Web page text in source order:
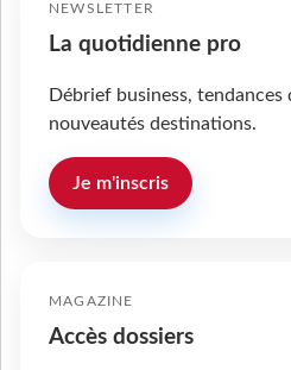
NEWSLETTER
La quotidienne pro
Débrief business,
nouveautés destinations.
Je m'inscris
MAGAZINE
Accès dossiers